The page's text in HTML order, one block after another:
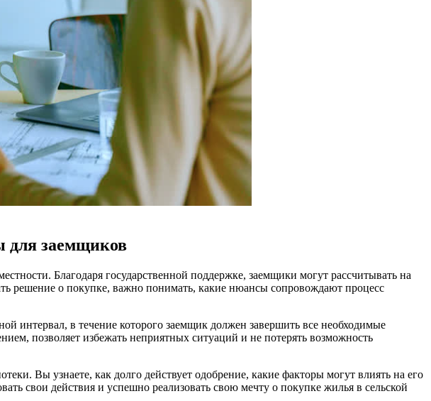
для заемщиков
Благодаря государственной поддержке, заемщики могут рассчитывать на
решение о покупке, важно понимать, какие нюансы сопровождают процесс
интервал, в течение которого заемщик должен завершить все необходимые
позволяет избежать неприятных ситуаций и не потерять возможность
Вы узнаете, как долго действует одобрение, какие факторы могут влиять на его
свои действия и успешно реализовать свою мечту о покупке жилья в сельской